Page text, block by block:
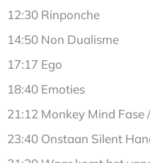
12:30 Rinponche
14:50 Non Dualisme
17:17 Ego
18:40 Emoties
21:12 Monkey Mind
23:40 Onstaan Silent